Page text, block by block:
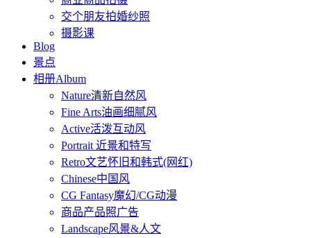
交个朋友拍婚纱照
摄影课
Blog
景点
相册Album
Nature清新自然风
Fine Arts油画细腻风
Active活泼互动风
Portrait 近景和特写
Retro文艺怀旧和韩式(网红)
Chinese中国风
CG Fantasy魔幻/CG动漫
商品产品照广告
Landscape风景&人文